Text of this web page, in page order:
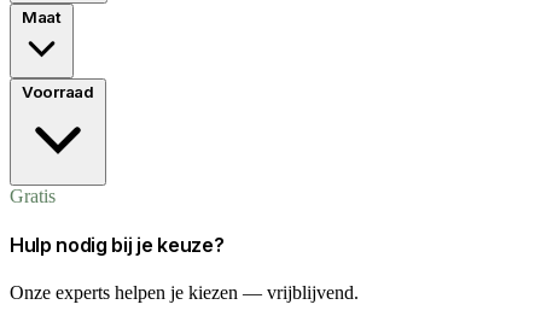
Maat
Voorraad
Gratis
Hulp nodig bij je keuze?
Onze experts helpen je kiezen — vrijblijvend.